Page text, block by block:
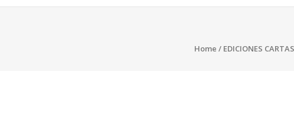
Cartas
Home / EDICIONES